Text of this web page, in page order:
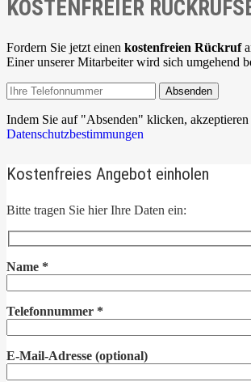
KOSTENFREIER
Fordern Sie jetzt einen kostenfreien Rückruf
Einer unserer Mitarbeiter wird sich umgehend
Absenden
Indem Sie auf "Absenden" klicken, akzeptieren
Datenschutzbestimmungen
Kostenfreies Angebot einholen
Bitte tragen Sie hier Ihre Daten ein:
Name *
Telefonnummer *
E-Mail-Adresse (optional)